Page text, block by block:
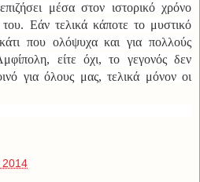
μέσα στον ιστορικό χρόνο
Εάν τελικά κάποτε το μυστικό
που ολόψυχα και για πολλούς
είτε όχι, το γεγονός δεν
για όλους μας, τελικά μόνον οι
2014